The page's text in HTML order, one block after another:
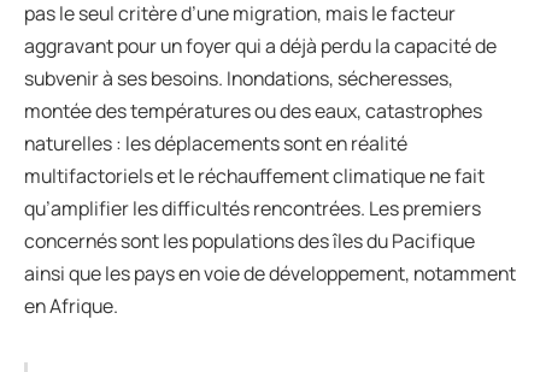
pas le seul critère d’une migration, mais le facteur
aggravant pour un foyer qui a déjà perdu la capacité de
subvenir à ses besoins. Inondations, sécheresses,
montée des températures ou des eaux, catastrophes
naturelles : les déplacements sont en réalité
multifactoriels et le réchauffement climatique ne fait
qu’amplifier les difficultés rencontrées. Les premiers
concernés sont les populations des îles du Pacifique
ainsi que les pays en voie de développement, notamment
en Afrique.